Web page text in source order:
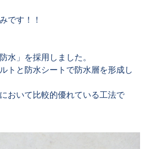
です！！
水」を採用しました。
トと防水シートで防水層を形成し
おいて比較的優れている工法で